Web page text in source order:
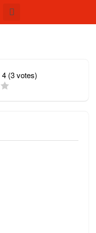
4 (3votes)